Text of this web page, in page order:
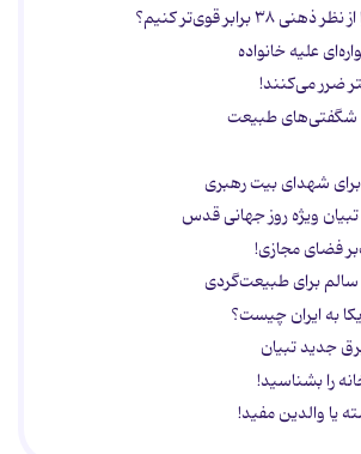
برابر قوی‌تر کنیم؟
ضرر می‌کنند!
شگفتی‌های طبیعت
برای شهدای بیت رهبری
ویژه روز جهانی قدس
فضای مجازی!
به ایران چیست؟
جدید تبیان
را بشناسید!
یا والدین مفید!